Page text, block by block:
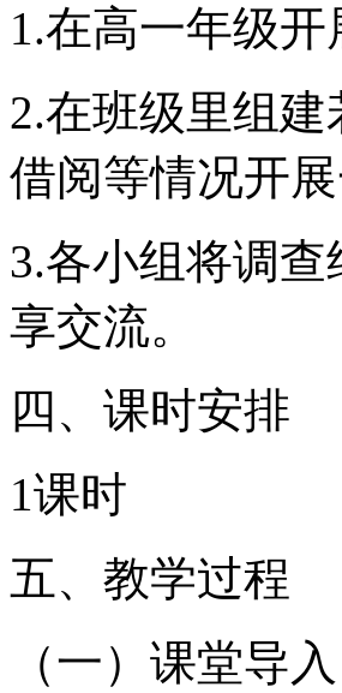
1.在高一年级
2.在班级里组
借阅等情况开
3.各小组将调
享交流。
四、课时安排
1课时
五、教学过程
（一）课堂导入